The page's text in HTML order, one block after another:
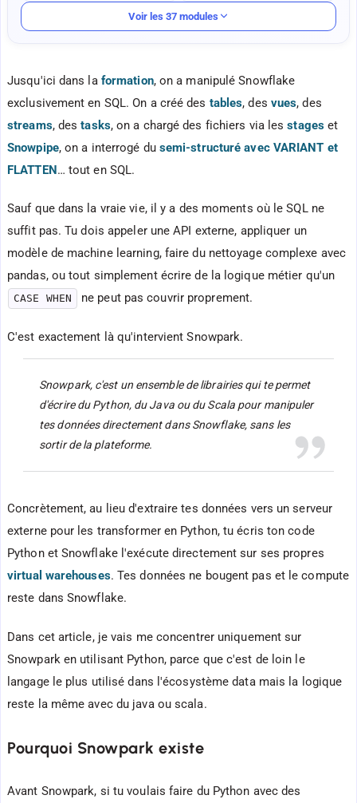
Voir les 37 modules
Jusqu'ici dans la formation, on a manipulé Snowflake
exclusivement en SQL. On a créé des tables, des vues, des
streams, destasks, on a chargé des fichiers via lesstageset
Snowpipe, on a interrogé du semi-structuré avec VARIANT et
FLATTEN… tout en SQL.
Sauf que dans la vraie vie, il y a des moments où le SQL ne
suffit pas. Tu dois appeler une API externe, appliquer un
modèle de machine learning, faire du nettoyage complexe avec
pandas, ou tout simplement écrire de la logique métier qu'un
CASE WHEN ne peut pas couvrir proprement.
C'est exactement là qu'intervient Snowpark.
Snowpark, c'est un ensemble de librairies qui te permet
d'écrire du Python, du Java ou du Scala pour manipuler
tes données directement dans Snowflake, sans les
sortir de la plateforme.
Concrètement, au lieu d'extraire tes données vers un serveur
externe pour les transformer en Python, tu écris ton code
Python et Snowflake l'exécute directement sur ses propres
virtual warehouses. Tes données ne bougent pas et le compute
reste dans Snowflake.
Dans cet article, je vais me concentrer uniquement sur
Snowpark en utilisant Python, parce que c'est de loin le
langage le plus utilisé dans l'écosystème data mais la logique
reste la même avec du java ou scala.
Pourquoi Snowpark existe
Avant Snowpark, si tu voulais faire du Python avec des